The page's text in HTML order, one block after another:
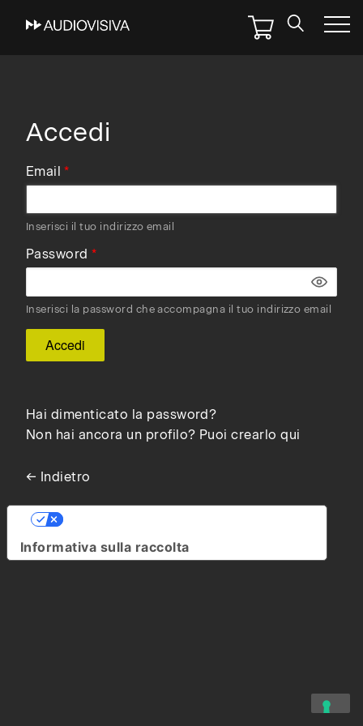
Skip
Accedi
Email
Inserisci il tuo indirizzo email
Password
Inserisci la password che accompagna il tuo indirizzo email
Hai dimenticato la password?
Non hai ancora un profilo? Puoi crearlo qui
← Indietro
Informativa sulla raccolta
Le tue preferenze relative alla privacy